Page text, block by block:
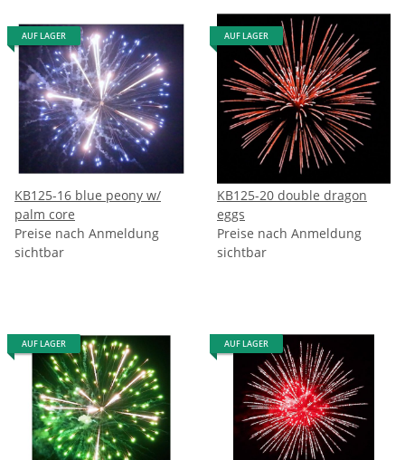
AUF LAGER
KB125-16 blue peony w/
palm core
Preise nach Anmeldung
sichtbar
AUF LAGER
KB125-20 double dragon
eggs
Preise nach Anmeldung
sichtbar
AUF LAGER AUF LAGER